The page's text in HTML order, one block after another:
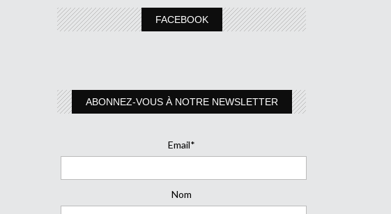
FACEBOOK
ABONNEZ-VOUS À NOTRE NEWSLETTER
Email*
Nom